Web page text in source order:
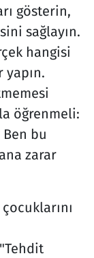
gösterin,
sağlayın.
hangisi
öğrenmeli:
bu
zarar